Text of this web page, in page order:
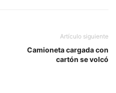
Artículo siguiente
Camioneta cargada con
cartón se volcó